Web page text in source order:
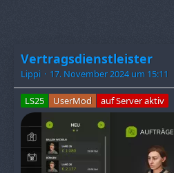
Vertragsdienstleister
Lippi 17. November 2024 um 15:11
LS25 UserMod auf Server aktiv